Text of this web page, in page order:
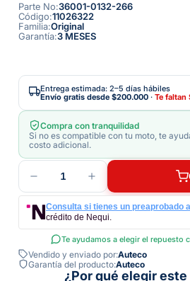
Parte No:36001-0132-266
Código:11026322
Familia:Original
Garantía:3 MESES
Entrega estimada: 2–5 días hábiles
Envío gratis desde $200.000 · Te faltan
Compra con tranquilidad
Si no es compatible con tu moto, te
costo adicional.
1
Consulta si tienes un preaprobado
crédito de Nequi.
Te ayudamos a elegir el repuesto
Vendido y enviado por:Auteco
Garantía del producto:Auteco
¿Por qué elegir